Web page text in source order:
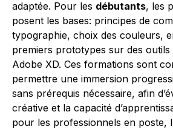
adaptée. Pour les débutants, les
posent les bases: principes de
typographie, choix des couleurs,
premiers prototypes sur des outils
Adobe XD. Ces formations sont
permettre une immersion
sans prérequis nécessaire, afin
créative et la capacité
pour les professionnels en poste,